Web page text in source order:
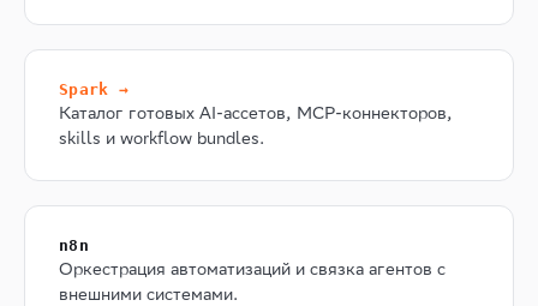
Spark →
Каталог готовых AI-ассетов, MCP-коннекторов,
skills и workflow bundles.
n8n
Оркестрация автоматизаций и связка агентов с
внешними системами.